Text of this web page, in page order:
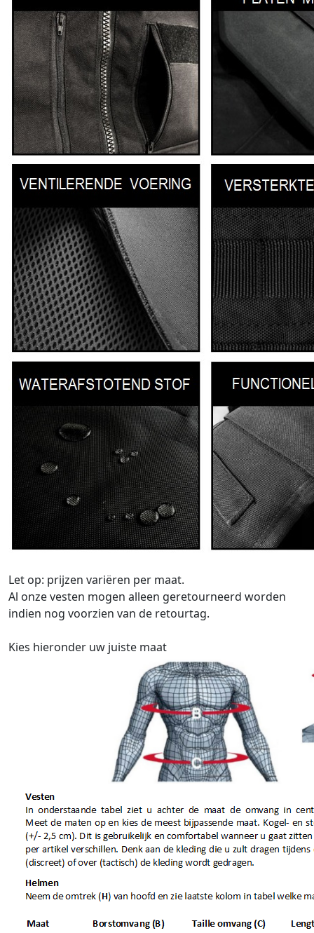
Let op: prijzen variëren per maat.
Al onze vesten mogen alleen geretourneerd worden
indien nog voorzien van de retourtag.
Kies hieronder uw juiste maat